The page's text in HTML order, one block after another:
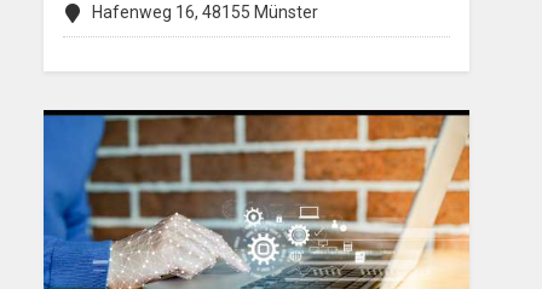
Hafenweg 16, 48155 Münster